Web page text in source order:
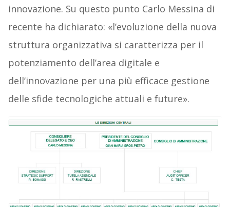
innovazione. Su questo punto Carlo Messina di
recente ha dichiarato: «l’evoluzione della nuova
struttura organizzativa si caratterizza per il
potenziamento dell’area digitale e
dell’innovazione per una più efficace gestione
delle sfide tecnologiche attuali e future».